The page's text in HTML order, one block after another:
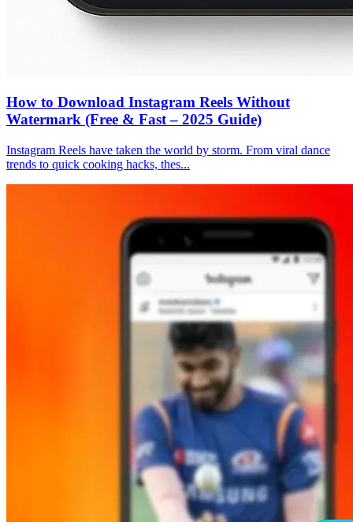
How to Download Instagram Reels Without
Watermark (Free & Fast – 2025 Guide)
Instagram Reels have taken the world by storm. From viral dance
trends to quick cooking hacks, thes...